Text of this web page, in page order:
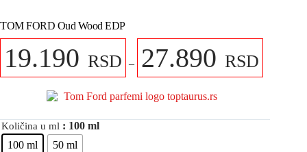
TOM FORD Oud Wood EDP
19.190 RSD – 27.890 RSD
Količina u ml : 100 ml
100 ml
50 ml